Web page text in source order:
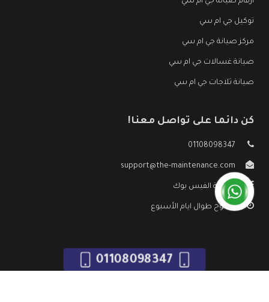
توكيل جي ام سي
مركز صيانة جي ام سي
صيانة غسالات جي ام سي
صيانة ثلاجات جي ام سي
كن دائما على تواصل معنا!
01108098347
support@the-maintenance.com
صفحة الفيس بوك
مفتوح طوال ايام الأسبوع
01108098347